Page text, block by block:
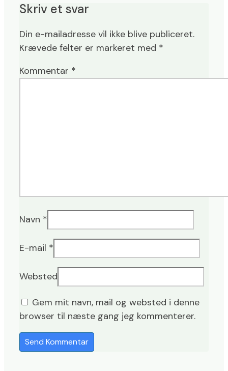
Skriv et svar
Din e-mailadresse vil ikke blive publiceret.
Krævede felter er markeret med *
Kommentar *
Navn *
E-mail *
Websted
Gem mit navn, mail og websted i denne
browser til næste gang jeg kommenterer.